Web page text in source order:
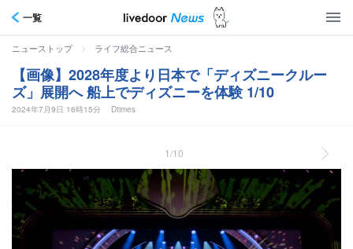
一覧
ニューストップ > ライフ総合ニュース
【画像】2028年度より日本で「ディズニークルー
ズ」展開へ 船上でディズニーを体験 1/10
2024年7月9日 16時15分 Dtimes
1/10